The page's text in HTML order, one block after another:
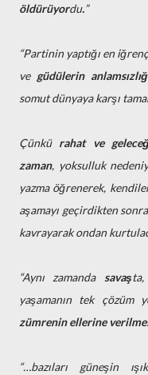
öldürüyordu.”
“Partinin yaptığı en
ve güdülerin
somut dünyaya karşı
Çünkü rahat ve
zaman, yoksulluk
yazma öğrenerek,
aşamayı geçirdikten
kavrayarak ondan
“Aynı zamanda savaş
yaşamanın tek çözüm
zümrenin ellerine
“…bazıları güneşin